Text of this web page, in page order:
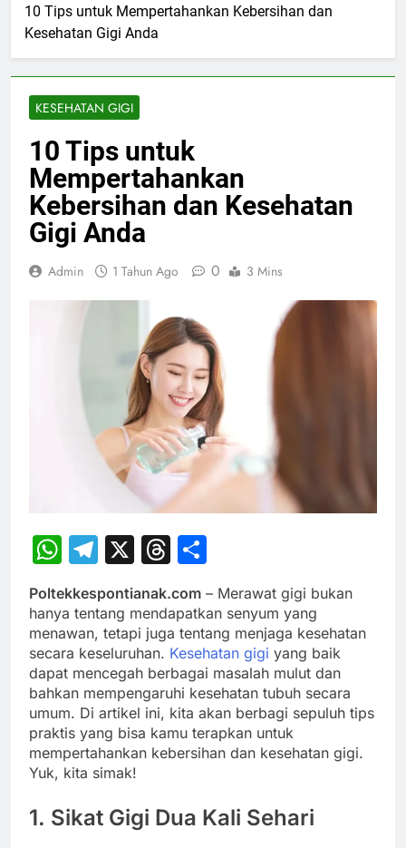
10 Tips untuk Mempertahankan Kebersihan dan
Kesehatan Gigi Anda
KESEHATAN GIGI
10 Tips untuk
Mempertahankan
Kebersihan dan Kesehatan
Gigi Anda
Admin 1 Tahun Ago 0 3 Mins
WhatsApp
Telegram
X Threads
Poltekkespontianak.com – Merawat gigi bukan
hanya tentang mendapatkan senyum yang
menawan, tetapi juga tentang menjaga kesehatan
secara keseluruhan. Kesehatan gigi yang baik
dapat mencegah berbagai masalah mulut dan
bahkan mempengaruhi kesehatan tubuh secara
umum. Di artikel ini, kita akan berbagi sepuluh tips
praktis yang bisa kamu terapkan untuk
mempertahankan kebersihan dan kesehatan gigi.
Yuk, kita simak!
1. Sikat Gigi Dua Kali Sehari